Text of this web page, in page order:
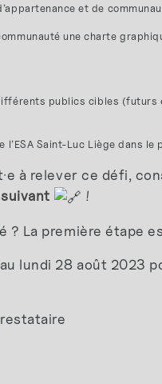
et de
une charte
publics cibles
l’ESA Saint-Luc Liège dans
à relever ce défi,
!
? La première étape
lundi 28 août